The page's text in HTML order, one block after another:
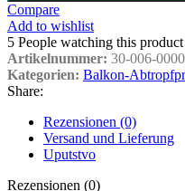
Compare
Add to wishlist
5 People watching this
Artikelnummer: 30-006-
Kategorien: Balkon-
Share:
Rezensionen (0)
Versand und Lieferung
Uputstvo
Rezensionen (0)